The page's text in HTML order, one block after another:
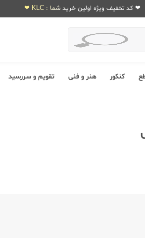
❤ کد تخفیف ویژه اولین خرید شما : KLC ❤
کنکور هنر و فنی تقویم و سررسید